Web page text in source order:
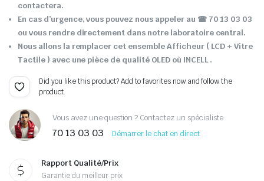
contactera.
En cas d’urgence, vous pouvez nous appeler au ☎ 70 13 03 03
ou vous rendre directement dans notre laboratoire central.
Nous allons la remplacer cet ensemble Afficheur ( LCD + Vitre
Tactile ) avec une pièce de qualité OLED où INCELL .
Did you like this product? Add to favorites now and follow the
product.
Vous avez une question ? Contactez un spécialiste
70 13 03 03 Démarrer le chat en direct
Rapport Qualité/Prix
Garantie du meilleur prix